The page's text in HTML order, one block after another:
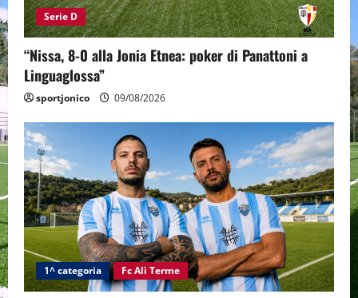
Serie D
“Nissa, 8-0 alla Jonia Etnea: poker di Panattoni a
Linguaglossa”
sportjonico 09/08/2026
1^ categoria Fc Alì Terme